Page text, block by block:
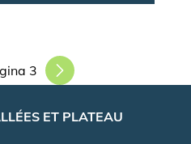
3
ET PLATEAU